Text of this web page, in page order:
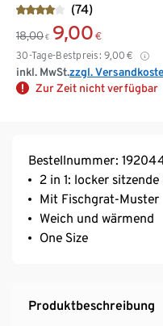
(74)
18,00 € 9,00 €
30-Tage-Bestpreis: 9,00 €
inkl. MwSt.zzgl.
Zur Zeit nicht verfügbar
Bestellnummer:
2 in 1: locker
Mit Fischgrat-Muster
Weich und wärmend
One Size
Produktbeschreibung